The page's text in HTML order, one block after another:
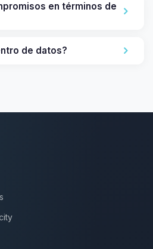
en términos de
de datos?